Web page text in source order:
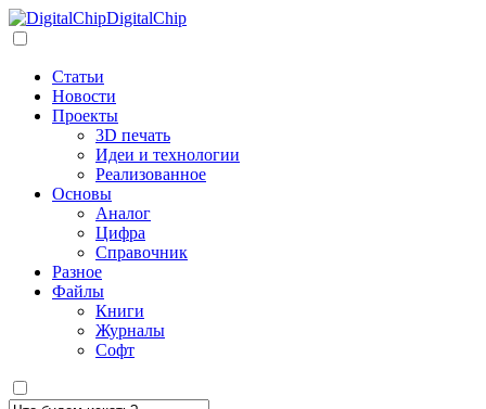
DigitalChip
Статьи
Новости
Проекты
3D печать
Идеи и технологии
Реализованное
Основы
Аналог
Цифра
Справочник
Разное
Файлы
Книги
Журналы
Софт